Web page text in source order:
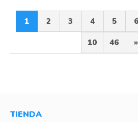
1 2 3 4 5 6
10 46 »
TIENDA